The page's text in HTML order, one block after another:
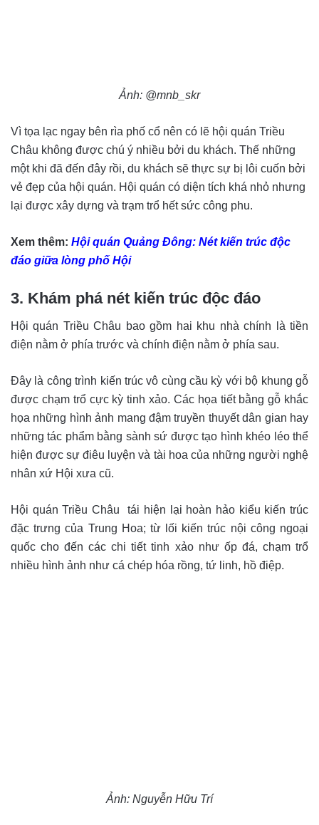
Ảnh: @mnb_skr
Vì tọa lạc ngay bên rìa phố cổ nên có lẽ hội quán Triều
Châu không được chú ý nhiều bởi du khách. Thế những
một khi đã đến đây rồi, du khách sẽ thực sự bị lôi cuốn bởi
vẻ đẹp của hội quán. Hội quán có diện tích khá nhỏ nhưng
lại được xây dựng và trạm trổ hết sức công phu.
Xem thêm: Hội quán Quảng Đông: Nét kiến trúc độc
đáo giữa lòng phố Hội
3. Khám phá nét kiến trúc độc đáo
Hội quán Triều Châu bao gồm hai khu nhà chính là tiền
điện nằm ở phía trước và chính điện nằm ở phía sau.
Đây là công trình kiến trúc vô cùng cầu kỳ với bộ khung gỗ
được chạm trổ cực kỳ tinh xảo. Các họa tiết bằng gỗ khắc
họa những hình ảnh mang đậm truyền thuyết dân gian hay
những tác phẩm bằng sành sứ được tạo hình khéo léo thể
hiện được sự điêu luyện và tài hoa của những người nghệ
nhân xứ Hội xưa cũ.
Hội quán Triều Châu tái hiện lại hoàn hảo kiểu kiến trúc
đặc trưng của Trung Hoa; từ lối kiến trúc nội công ngoại
quốc cho đến các chi tiết tinh xảo như ốp đá, chạm trổ
nhiều hình ảnh như cá chép hóa rồng, tứ linh, hồ điệp.
Ảnh: Nguyễn Hữu Trí